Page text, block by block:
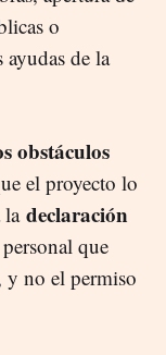
o
de la
obstáculos
el proyecto lo
la declaración
que
y no el permiso